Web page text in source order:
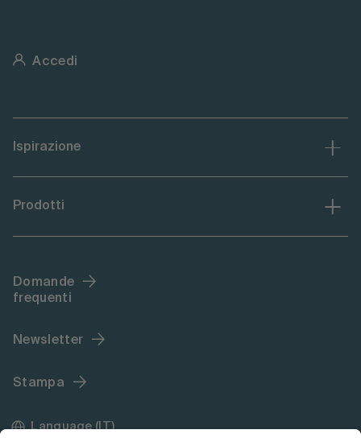
Accedi
Ispirazione
Prodotti
Domande
frequenti
Newsletter
Stampa
Language (IT)